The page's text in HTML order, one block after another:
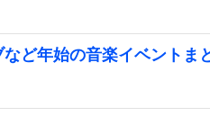
ど年始の音楽イベントま